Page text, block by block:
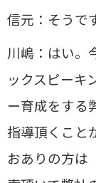
信元：そうで
川嶋：はい。
ックスピーキ
ー育成をする
指導頂くこと
おありの方は